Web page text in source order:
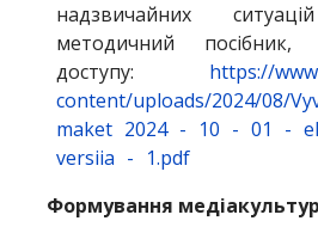
надзвичайних
методичний
доступу:
https://
content/uploads/2024/08/
maket 2024 - 10 - 01 -
versiia - 1.pdf
Формування